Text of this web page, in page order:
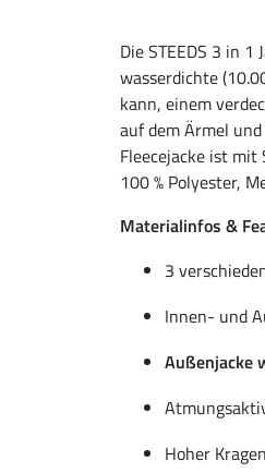
Die STEEDS 3 in
wasserdichte
kann, einem
auf dem Ärmel
Fleecejacke ist
100 % Polyester,
Materialinfos &
3
Innen- und
Außenjacke
Hoher